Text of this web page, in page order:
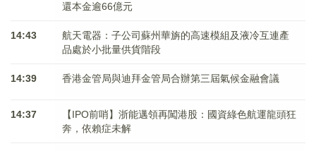
還本金逾66億元
14:43
航天電器：子公司蘇州華旃的高速模組及液冷互連產
品處於小批量供貨階段
14:39 香港金管局與迪拜金管局合辦第三屆氣候金融會議
14:37
【IPO前哨】浙能邁領再闖港股：國資綠色航運龍頭狂
奔，依賴症未解